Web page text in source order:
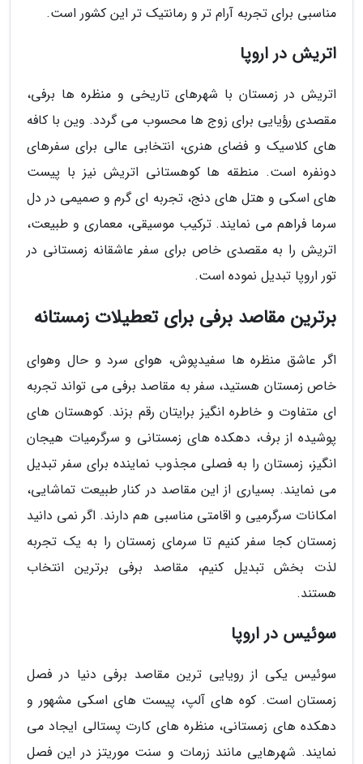
مناسبی برای تجربه آرام تر و رمانتیک تر این کشور است.
اتریش در اروپا
اتریش در زمستان با شهرهای تاریخی و منظره ها برفی،
مقصدی رؤیایی برای زوج ها محسوب می گردد. وین با کافه
های کلاسیک و فضای هنری، انتخابی عالی برای سفرهای
دونفره است. منطقه ها کوهستانی اتریش نیز با پیست
های اسکی و هتل های دنج، تجربه ای گرم و صمیمی در دل
سرما فراهم می نمایند. ترکیب موسیقی، معماری و طبیعت،
اتریش را به مقصدی خاص برای سفر عاشقانه زمستانی در
تور اروپا تبدیل نموده است.
برترین مقاصد برفی برای تعطیلات زمستانه
اگر عاشق منظره ها سفیدپوش، هوای سرد و حال وهوای
خاص زمستان هستید، سفر به مقاصد برفی می تواند تجربه
ای متفاوت و خاطره انگیز برایتان رقم بزند. کوهستان های
پوشیده از برف، دهکده های زمستانی و سرگرمیات هیجان
انگیز، زمستان را به فصلی مجذوب نماینده برای سفر تبدیل
می نمایند. بسیاری از این مقاصد در کنار طبیعت تماشایی،
امکانات سرگرمیی و اقامتی مناسبی هم دارند. اگر نمی دانید
زمستان کجا سفر کنیم تا سرمای زمستان را به یک تجربه
لذت بخش تبدیل کنیم، مقاصد برفی برترین انتخاب
هستند.
سوئیس در اروپا
سوئیس یکی از رویایی ترین مقاصد برفی دنیا در فصل
زمستان است. کوه های آلپ، پیست های اسکی مشهور و
دهکده های زمستانی، منظره های کارت پستالی ایجاد می
نمایند. شهرهایی مانند زرمات و سنت موریتز در این فصل